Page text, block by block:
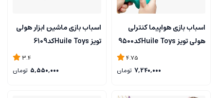
اسباب بازی هواپیما کنترلی
هولی تویز Huile Toysکد9500
4.75
7,240,000 تومان
اسباب بازی ماشین ابزار هولی
تویز Huile Toysکد6109
3.4
5,550,000 تومان